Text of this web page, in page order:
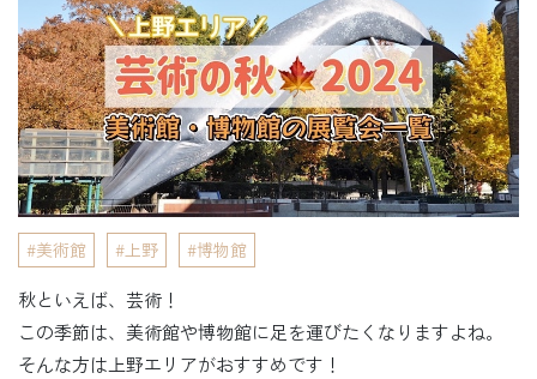
美術館 上野 博物館
秋といえば、芸術！
この季節は、美術館や博物館に足を運びたくなりますよね。
そんな方は上野エリアがおすすめです！